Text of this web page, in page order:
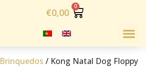
€0,00
Brinquedos / Kong Natal Dog Floppy